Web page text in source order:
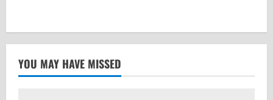
YOU MAY HAVE MISSED